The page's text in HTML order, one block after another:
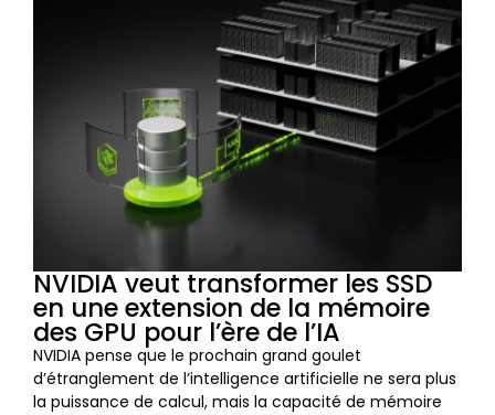
NVIDIA veut transformer les SSD
en une extension de la mémoire
des GPU pour l’ère de l’IA
NVIDIA pense que le prochain grand goulet
d’étranglement de l’intelligence artificielle ne sera plus
la puissance de calcul, mais la capacité de mémoire